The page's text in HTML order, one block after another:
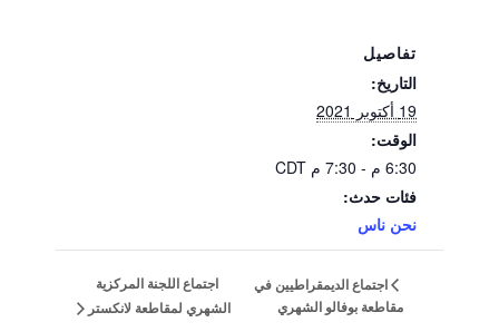
تفاصيل
التاريخ:
19 أكتوبر 2021
الوقت:
6:30 م - 7:30 م
CDT
فئات حدث:
نحن ناس
اجتماع الديمقراطيين في
مقاطعة بوفالو الشهري
اجتماع اللجنة المركزية
الشهري لمقاطعة لانكستر